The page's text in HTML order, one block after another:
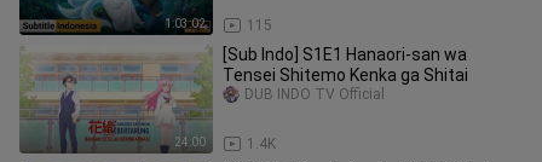
1:03:02 115
24:00
[Sub ‎Indo]‎ S1E1‎ Hanaori-san‎ wa‎
Tensei‎ Shitemo‎ Kenka‎ ga‎ Shitai‎ ‎ ‎ ‎ ‎ ‎ ‎ ‎ ‎ ‎ ‎ ‎ ‎ ‎ ‎
1.4K
DUB INDO TV Official